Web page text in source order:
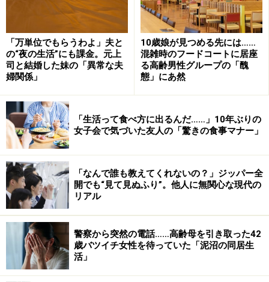
大人になってから事情を知った。そして叔父は数年後、
叔母のもとへ戻ってくるなり急逝したという。
「私が四苦八苦して受験に合格したころ、うちの両親は
れたんです。母は自分の弟のしでかしたことがショック
だったと。死んで詫びろと父に言われたそうです。実
際、自殺未遂を図ろうとしたこともあったと。
私はそのころの記憶が曖昧なんです。たぶん、私の手に
は負えないような事態になっていることは薄々わかって
いて、脳が防御したのかもしれません。断片的に父が怒
鳴っているところや母の泣き叫ぶ声、叔父の葬式のワン
シーンなどは覚えているんだけど……」
叔父の家庭も悲惨なことになった。ミユキさんのいとこ
「万単位でもらうわよ」夫と
の“夜の生活”にも課金。元上
司と結婚した妹の「異常な夫
婦関係」
10歳娘が見つめる先には……
混雑時のフードコートに居座
る高齢男性グループの「醜
態」にあ然
「生活って食べ方に出るんだ……」10年ぶりの
女子会で気づいた友人の「驚きの食事マナー」
「なんで誰も教えてくれないの？」ジッパー全
開でも“見て見ぬふり”。他人に無関心な現代の
リアル
警察から突然の電話……高齢母を引き取った42
歳バツイチ女性を待っていた「泥沼の同居生
活」